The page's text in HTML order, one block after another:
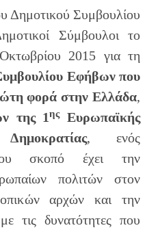
Δημοτικού Συμβουλίου
Σύμβουλοι το
2015 για τη
Εφήβων που
φορά στην Ελλάδα,
της 1ηςΕυρωπαϊκής
, ενός
σκοπό έχει την
πολιτών στον
αρχών και την
τις δυνατότητες που